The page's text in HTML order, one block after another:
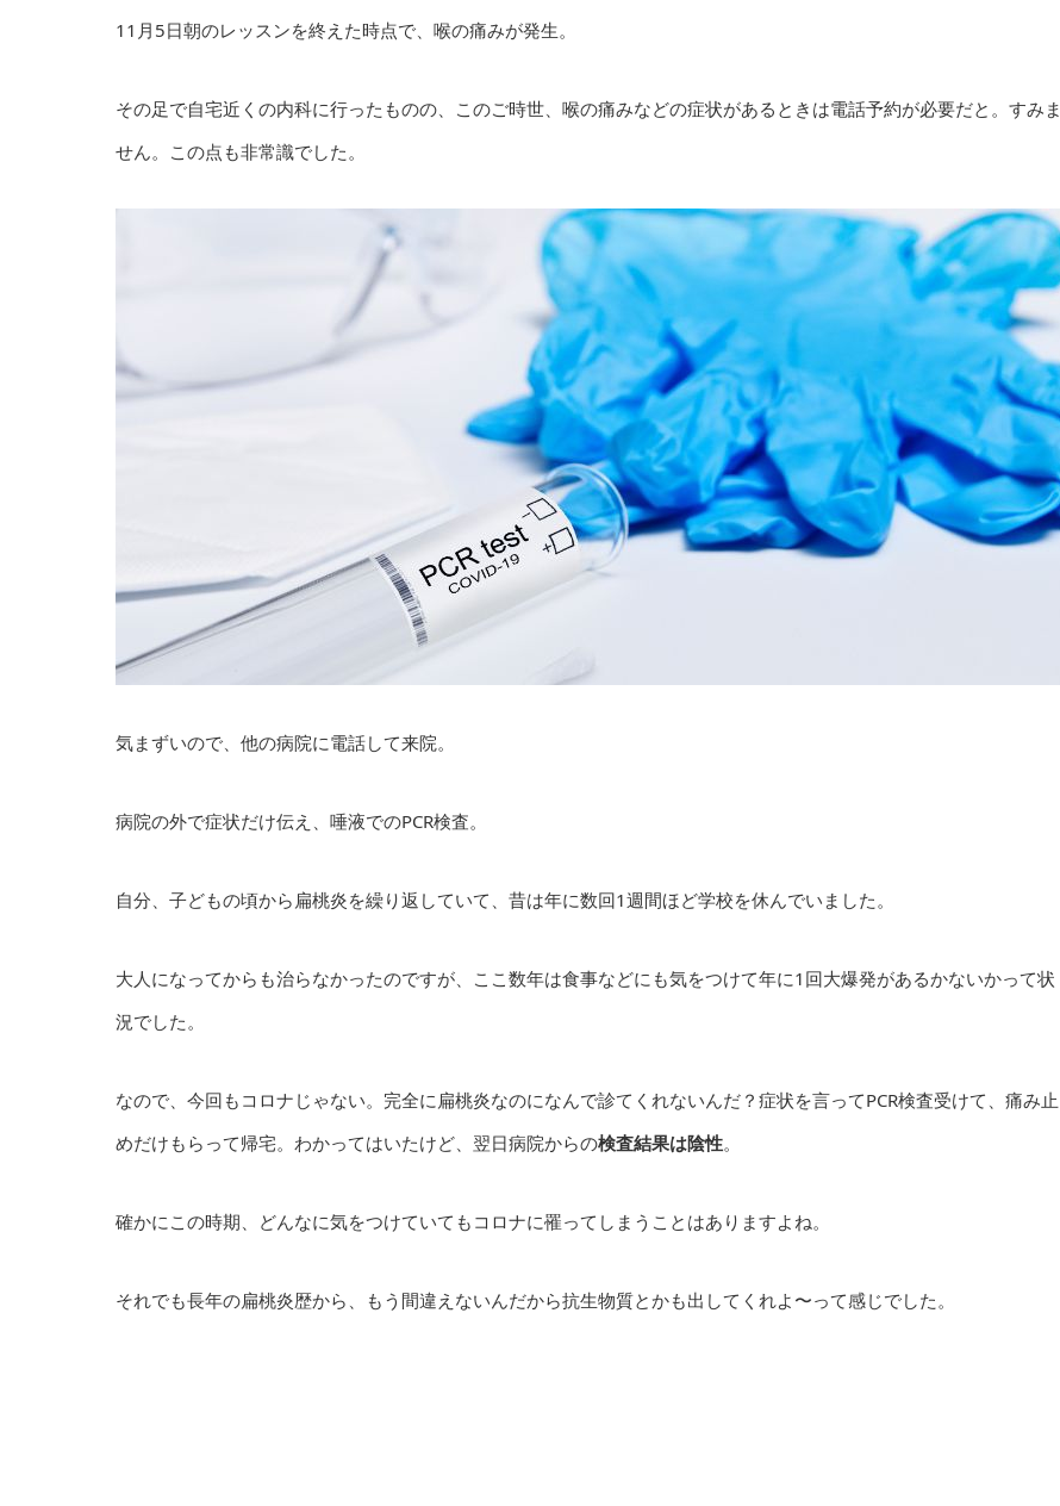
11月5日朝のレッスンを終えた時点で、喉の痛みが発生。
その足で自宅近くの内科に行ったものの、このご時世、喉の痛みなどの症状があるときは電話予約が必要だと。すみま
せん。この点も非常識でした。
気まずいので、他の病院に電話して来院。
病院の外で症状だけ伝え、唾液でのPCR検査。
自分、子どもの頃から扁桃炎を繰り返していて、昔は年に数回1週間ほど学校を休んでいました。
大人になってからも治らなかったのですが、ここ数年は食事などにも気をつけて年に1回大爆発があるかないかって状
況でした。
なので、今回もコロナじゃない。完全に扁桃炎なのになんで診てくれないんだ？症状を言ってPCR検査受けて、痛み止
めだけもらって帰宅。わかってはいたけど、翌日病院からの検査結果は陰性。
確かにこの時期、どんなに気をつけていてもコロナに罹ってしまうことはありますよね。
それでも長年の扁桃炎歴から、もう間違えないんだから抗生物質とかも出してくれよ〜って感じでした。